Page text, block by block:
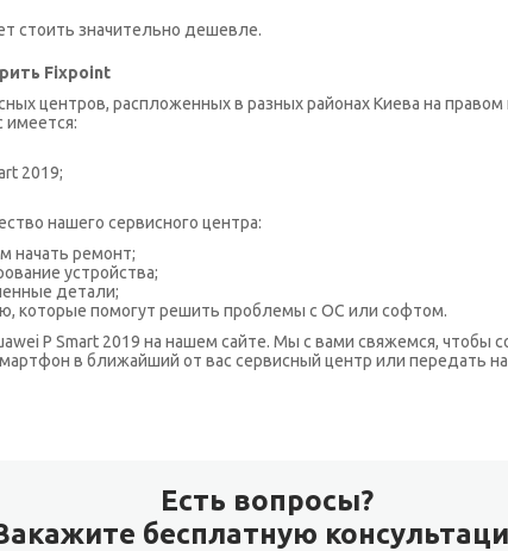
стоить значительно дешевле.
Fixpoint
центров, распложенных в разных районах Киева на
имеется:
2019;
нашего сервисного центра:
начать ремонт;
устройства;
детали;
которые помогут решить проблемы с ОС или софтом.
P Smart 2019 на нашем сайте. Мы с вами свяжемся, чтобы
в ближайший от вас сервисный центр или передать
Есть вопросы?
бесплатную